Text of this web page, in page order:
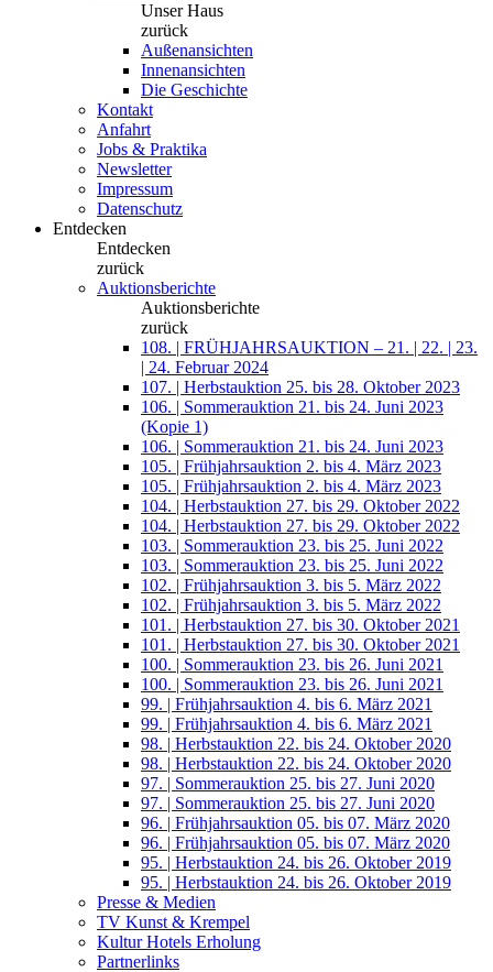
Unser Haus
zurück
Außenansichten
Innenansichten
Die Geschichte
Kontakt
Anfahrt
Jobs & Praktika
Newsletter
Impressum
Datenschutz
Entdecken
Entdecken
zurück
Auktionsberichte
Auktionsberichte
zurück
108. | FRÜHJAHRSAUKTION – 21. | 22. | 23.
| 24. Februar 2024
107. | Herbstauktion 25. bis 28. Oktober 2023
106. | Sommerauktion 21. bis 24. Juni 2023
(Kopie 1)
106. | Sommerauktion 21. bis 24. Juni 2023
105. | Frühjahrsauktion 2. bis 4. März 2023
105. | Frühjahrsauktion 2. bis 4. März 2023
104. | Herbstauktion 27. bis 29. Oktober 2022
104. | Herbstauktion 27. bis 29. Oktober 2022
103. | Sommerauktion 23. bis 25. Juni 2022
103. | Sommerauktion 23. bis 25. Juni 2022
102. | Frühjahrsauktion 3. bis 5. März 2022
102. | Frühjahrsauktion 3. bis 5. März 2022
101. | Herbstauktion 27. bis 30. Oktober 2021
101. | Herbstauktion 27. bis 30. Oktober 2021
100. | Sommerauktion 23. bis 26. Juni 2021
100. | Sommerauktion 23. bis 26. Juni 2021
99. | Frühjahrsauktion 4. bis 6. März 2021
99. | Frühjahrsauktion 4. bis 6. März 2021
98. | Herbstauktion 22. bis 24. Oktober 2020
98. | Herbstauktion 22. bis 24. Oktober 2020
97. | Sommerauktion 25. bis 27. Juni 2020
97. | Sommerauktion 25. bis 27. Juni 2020
96. | Frühjahrsauktion 05. bis 07. März 2020
96. | Frühjahrsauktion 05. bis 07. März 2020
95. | Herbstauktion 24. bis 26. Oktober 2019
95. | Herbstauktion 24. bis 26. Oktober 2019
Presse & Medien
TV Kunst & Krempel
Kultur Hotels Erholung
Partnerlinks